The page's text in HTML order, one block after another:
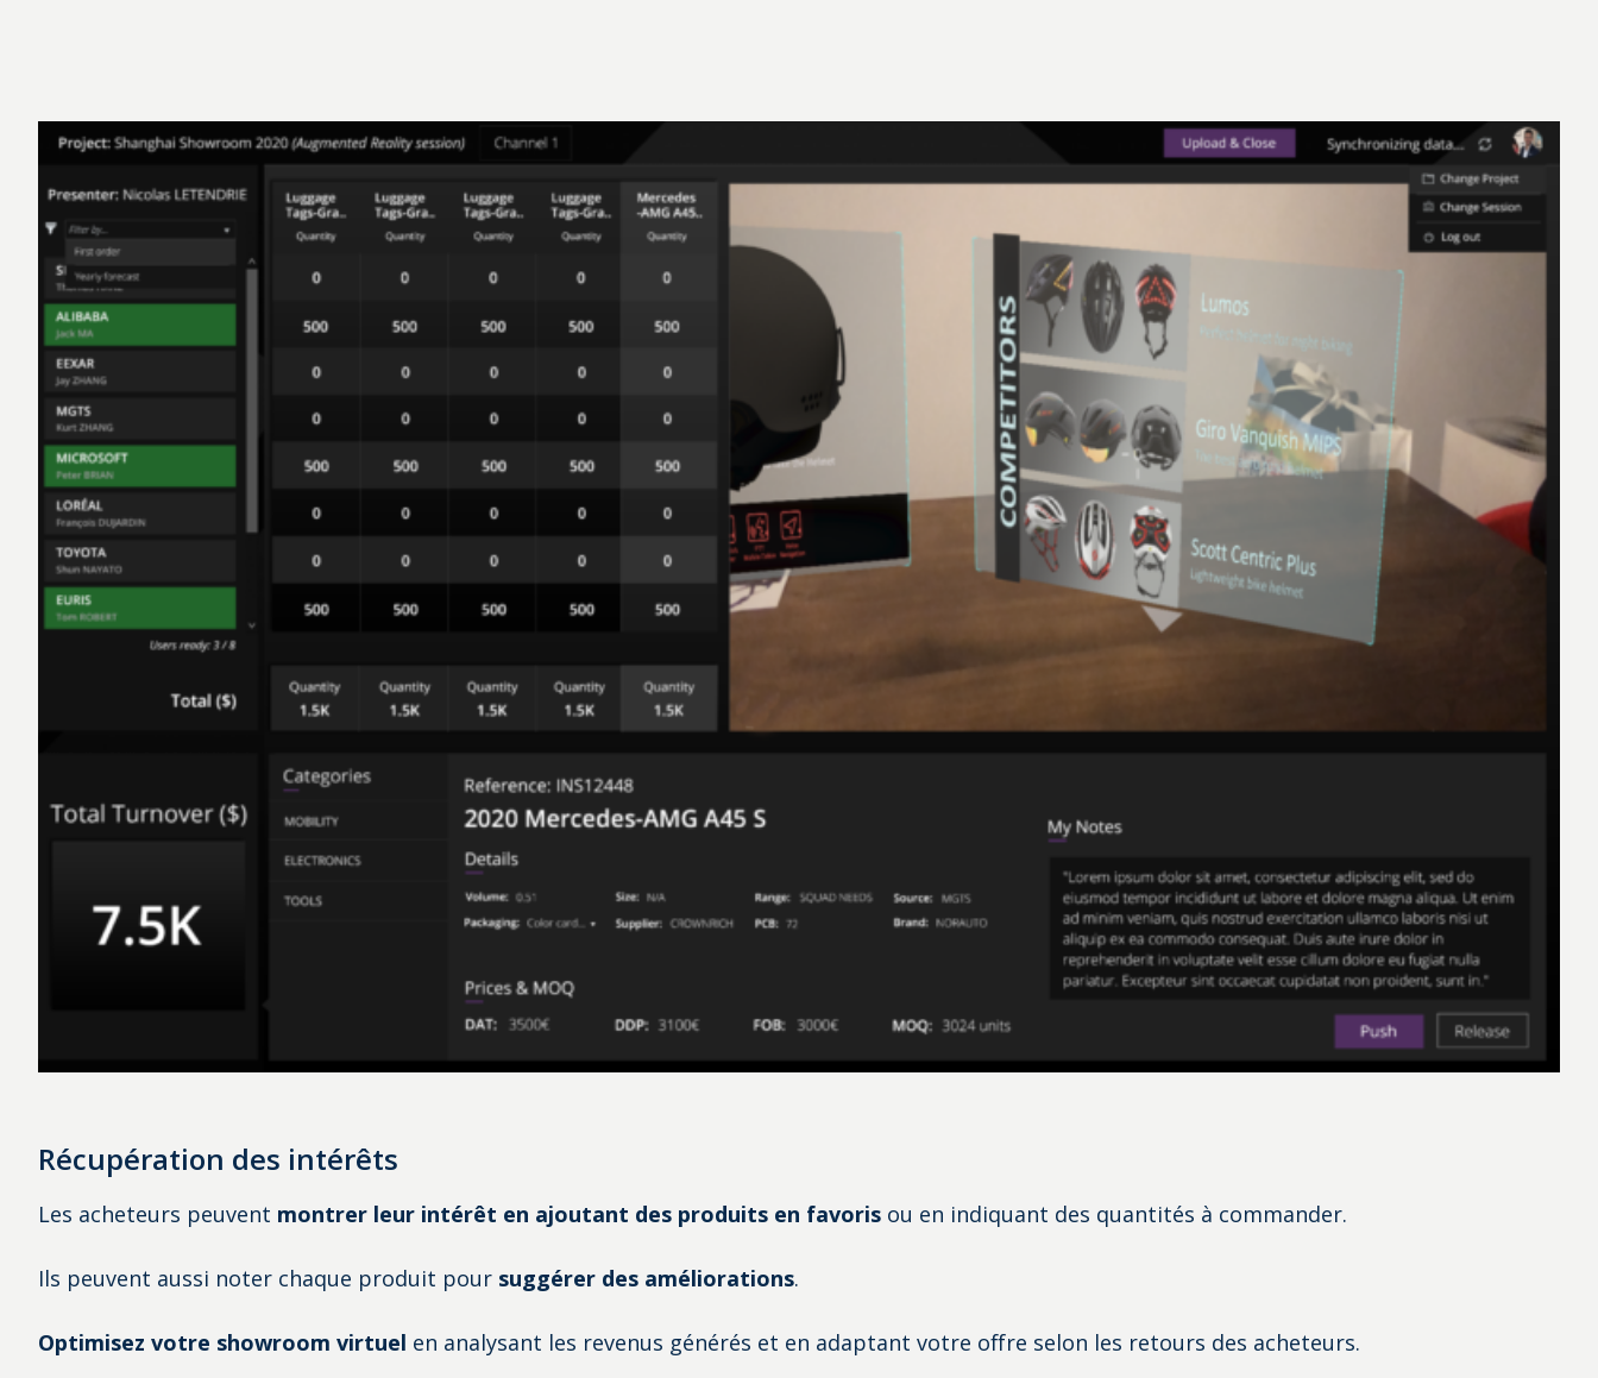
Récupération des intérêts
Les acheteurs peuvent montrer leur intérêt en ajoutant des produits en favoris ou en indiquant des quantités à commander.
Ils peuvent aussi noter chaque produit pour suggérer des améliorations.
Optimisez votre showroom virtuel en analysant les revenus générés et en adaptant votre offre selon les retours des acheteurs.